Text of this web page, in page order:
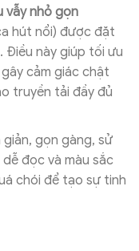
vẫy nhỏ gọn
hút nổi) được đặt
Điều này giúp tối ưu
cảm giác chật
truyền tải đầy đủ
gọn gàng, sử
đọc và màu sắc
chói để tạo sự tinh